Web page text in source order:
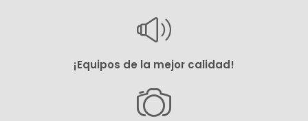
¡Equipos de la mejor calidad!